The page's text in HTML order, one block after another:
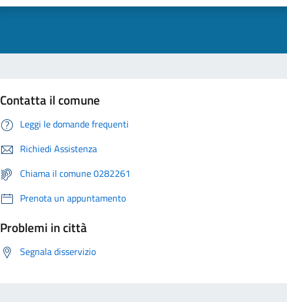
Contatta il comune
Leggi le domande frequenti
Richiedi Assistenza
Chiama il comune 0282261
Prenota un appuntamento
Problemi in città
Segnala disservizio